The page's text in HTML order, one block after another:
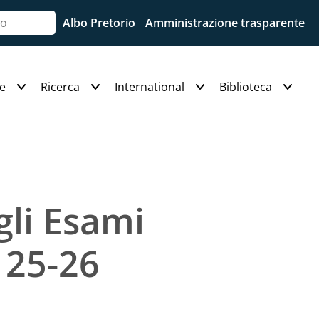
Albo Pretorio Amministrazione trasparente
Ricerca International Biblioteca
Esami
26